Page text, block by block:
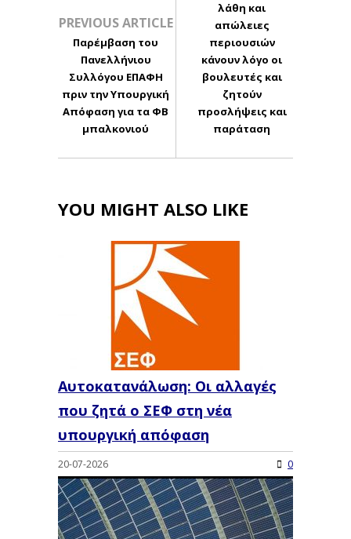
PREVIOUS ARTICLE
Παρέμβαση του
Πανελλήνιου
Συλλόγου ΕΠΑΦΗ
πριν την Υπουργική
Απόφαση για τα ΦΒ
μπαλκονιού
λάθη και
απώλειες
περιουσιών
κάνουν λόγο οι
βουλευτές και
ζητούν
προσλήψεις και
παράταση
YOU MIGHT ALSO LIKE
Αυτοκατανάλωση: Οι αλλαγές
που ζητά ο ΣΕΦ στη νέα
υπουργική απόφαση
20-07-2026 0